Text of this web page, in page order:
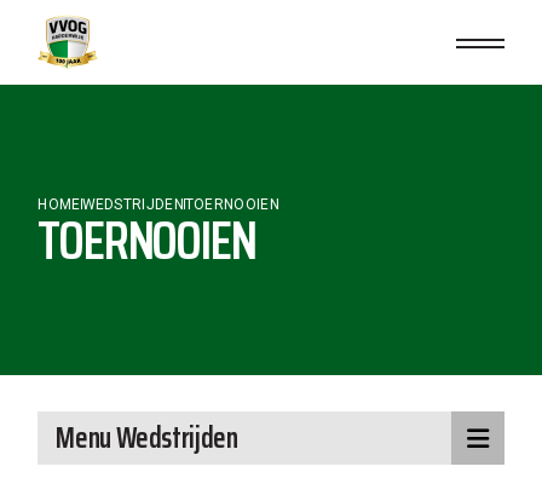
HOMEWEDSTRIJDEN TOERNOOIEN
TOERNOOIEN
Menu Wedstrijden